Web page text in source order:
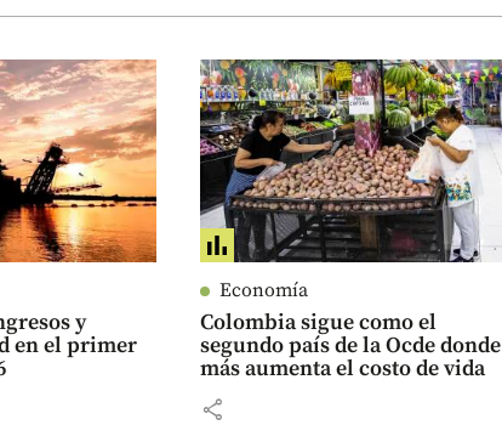
y
en el primer
Economía
Colombia sigue como el
segundo país de la Ocde donde
más aumenta el costo de vida
share